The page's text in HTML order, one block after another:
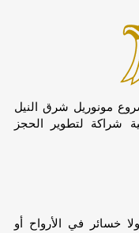
مونوريل شرق النيل
شراكة لتطوير الحجز
شرق القاهرة.. ولا خسائر في الأرواح أو